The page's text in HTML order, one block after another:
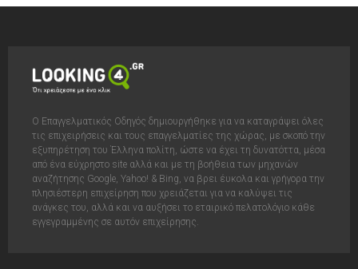
Ο Επαγγελματικός Οδηγός δημιουργήθηκε για να καταγράψει όλες
τις επιχειρήσεις και τους επαγγελματίες της χώρας, με σκοπό την
εξυπηρέτηση του Έλληνα πολίτη, ώστε να έχει τη δυνατόττα, μέσα
από ένα εύχρηστο site αλλά και με τη βοήθεια των μηχανών
αναζήτησης Google, Yahoo! & Bing, να βρει έυκολα και γρήγορα την
πλησιέστερη επιχείρηση που χρειάζεται για να καλύψει τις
ανάγκες του, αλλά και να αυξήσει το εταιρικό πελατολόγιο κάθε
εγγεγραμμένης σε αυτόν επιχείρησης.